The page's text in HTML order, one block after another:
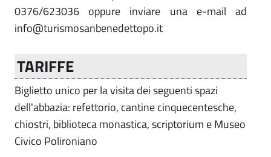
0376/623036 oppure inviare una e-mail ad
info@turismosanbenedettopo.it
TARIFFE
Biglietto unico per la visita dei seguenti spazi
dell'abbazia: refettorio, cantine cinquecentesche,
chiostri, biblioteca monastica, scriptorium e Museo
Civico Polironiano